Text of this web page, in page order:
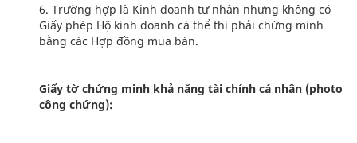
6. Trường hợp là Kinh doanh tư nhân nhưng không có
Giấy phép Hộ kinh doanh cá thể thì phải chứng minh
bằng các Hợp đồng mua bán.
Giấy tờ chứng minh khả năng tài chính cá nhân (photo
công chứng):